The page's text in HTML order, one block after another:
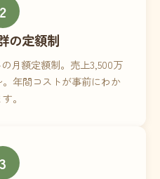
2
の定額制
月額定額制。売上3,500万
年間コストが事前にわか
。
3